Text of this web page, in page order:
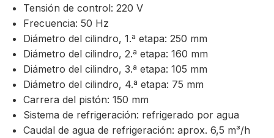
Tensión de control: 220 V
Frecuencia: 50 Hz
Diámetro del cilindro, 1.ª etapa: 250 mm
Diámetro del cilindro, 2.ª etapa: 160 mm
Diámetro del cilindro, 3.ª etapa: 105 mm
Diámetro del cilindro, 4.ª etapa: 75 mm
Carrera del pistón: 150 mm
Sistema de refrigeración: refrigerado por agua
Caudal de agua de refrigeración: aprox. 6,5 m³/h